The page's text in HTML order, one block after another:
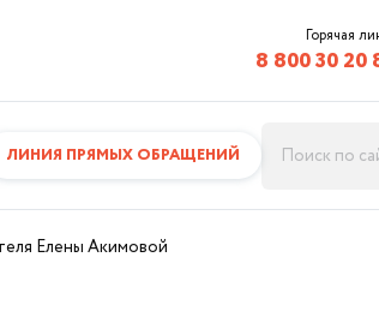
Горячая
8 800 30 20
ЛИНИЯ ПРЯМЫХ ОБРАЩЕНИЙ
Елены Акимовой